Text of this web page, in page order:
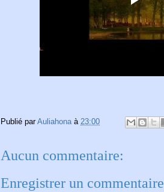
Publié parAuliahona à 23:00
Aucun commentaire:
Enregistrer un commentaire